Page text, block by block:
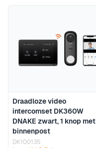
Draadloze video
intercomset DK360W
DNAKE zwart, 1 knop met
binnenpost
DK100135